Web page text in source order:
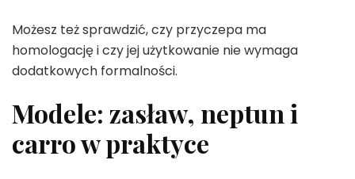
Możesz też sprawdzić, czy przyczepa ma
homologację i czy jej użytkowanie nie wymaga
dodatkowych formalności.
Modele: zasław, neptun i
carro w praktyce